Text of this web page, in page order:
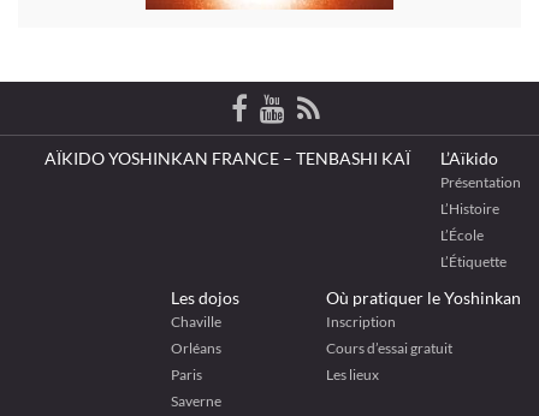
AÏKIDO YOSHINKAN FRANCE – TENBASHI KAÏ L’Aïkido
Présentation
L’Histoire
L’École
L’Étiquette
Les dojos
Chaville
Orléans
Paris
Saverne
Où pratiquer le Yoshinkan
Inscription
Cours d’essai gratuit
Les lieux